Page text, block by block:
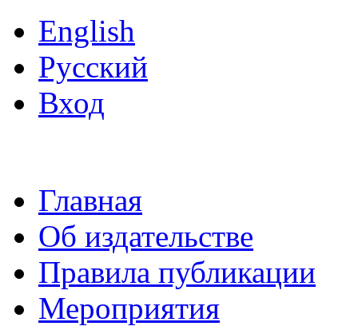
English
Русский
Вход
Главная
Об издательстве
Правила публикации
Мероприятия